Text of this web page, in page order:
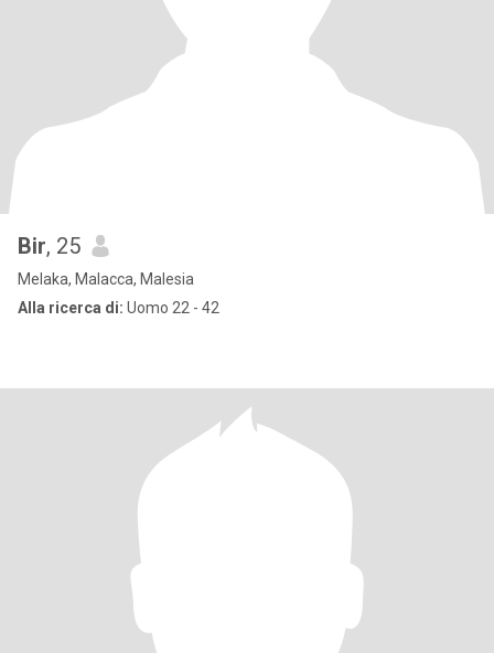
Bir, 25
Melaka, Malacca, Malesia
Alla ricerca di: Uomo 22 - 42